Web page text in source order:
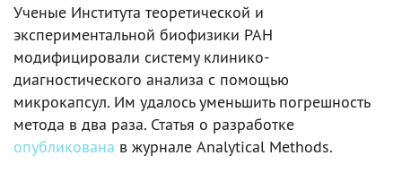
Ученые Института теоретической и
экспериментальной биофизики РАН
модифицировали систему клинико-
диагностического анализа с помощью
микрокапсул. Им удалось уменьшить погрешность
метода в два раза. Статья о разработке
опубликована в журнале Analytical Methods.